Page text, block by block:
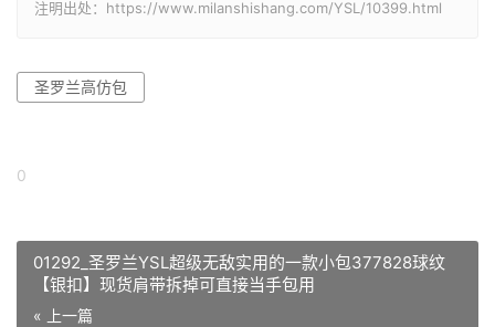
注明出处：https://www.milanshishang.com/YSL/10399.html
圣罗兰高仿包
0
01292_圣罗兰YSL超级无敌实用的一款小包377828球纹
【银扣】现货肩带拆掉可直接当手包用
« 上一篇